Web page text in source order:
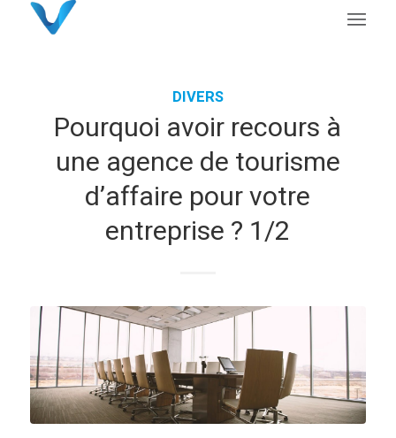
DIVERS
Pourquoi avoir recours à
une agence de tourisme
d’affaire pour votre
entreprise ? 1/2